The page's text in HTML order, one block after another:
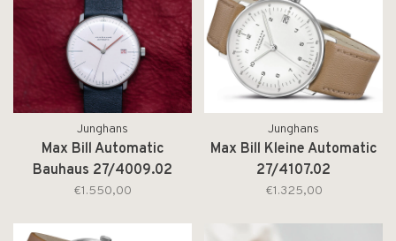
Junghans
Max Bill Automatic
Bauhaus 27/4009.02
€1.550,00
Junghans
Max Bill Kleine Automatic
27/4107.02
€1.325,00